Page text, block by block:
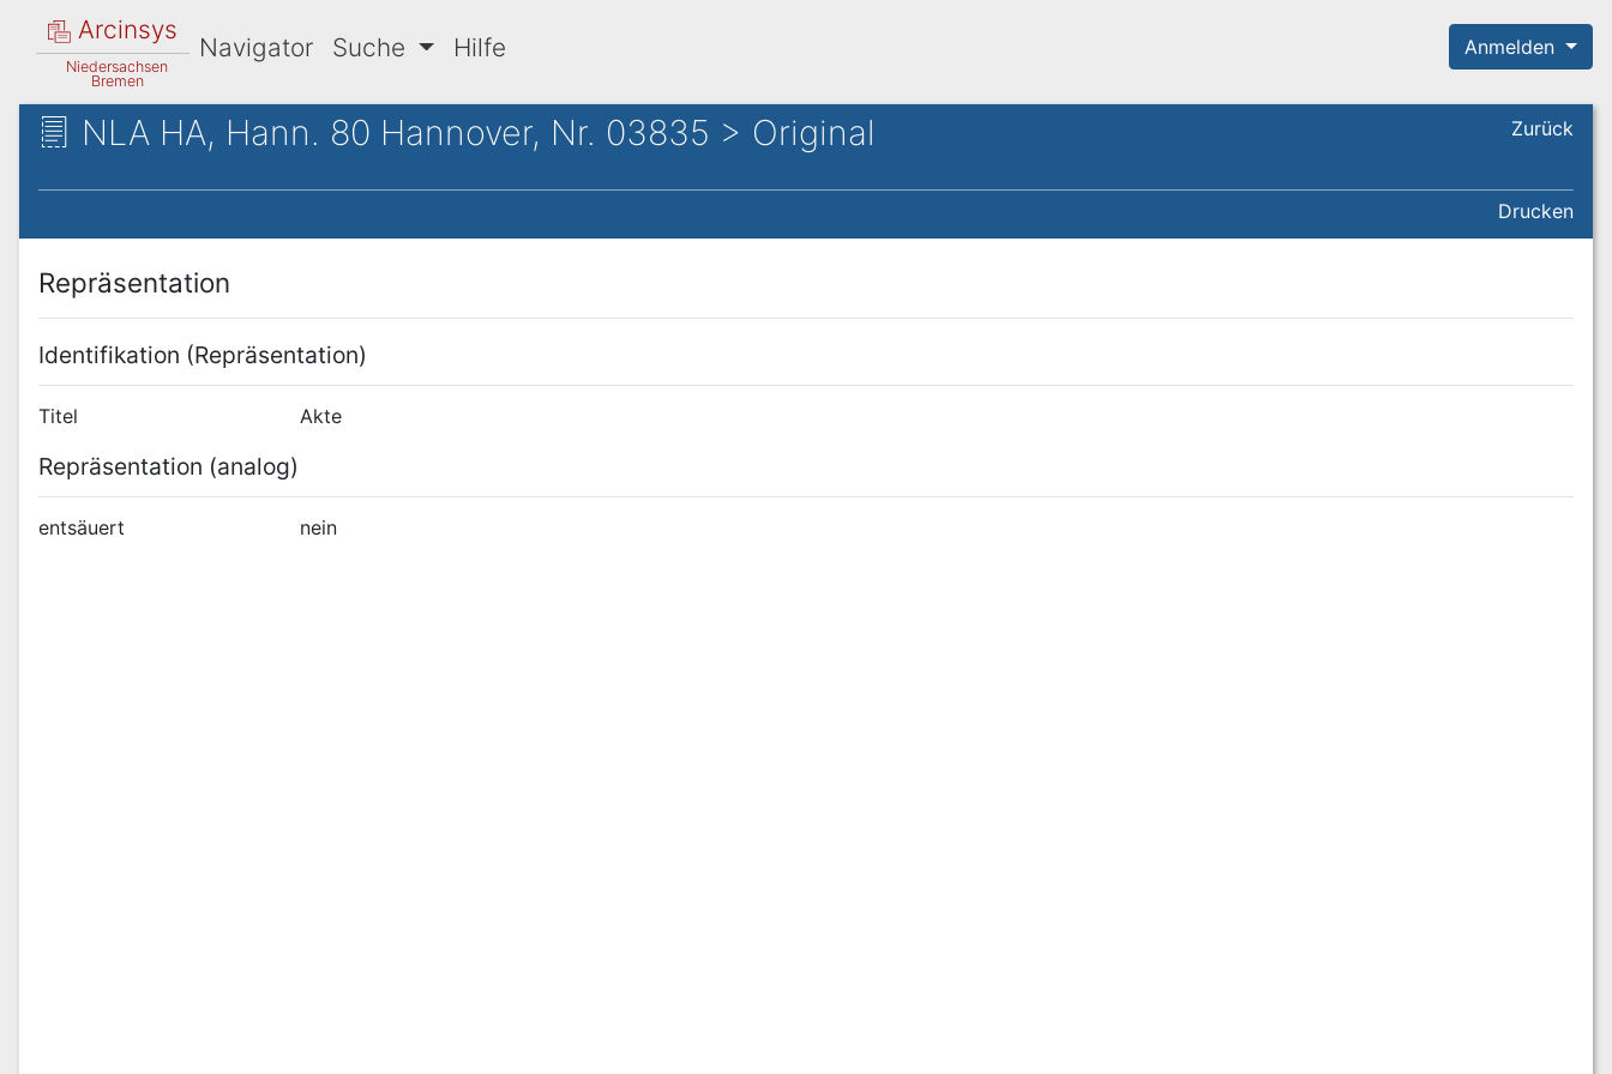
Arcinsys
Niedersachsen
Bremen
Navigator Suche Hilfe Anmelden
NLA HA, Hann. 80 Hannover, Nr. 03835 > Original Zurück
Drucken
Repräsentation
Identifikation (Repräsentation)
Titel Akte
Repräsentation (analog)
entsäuert nein